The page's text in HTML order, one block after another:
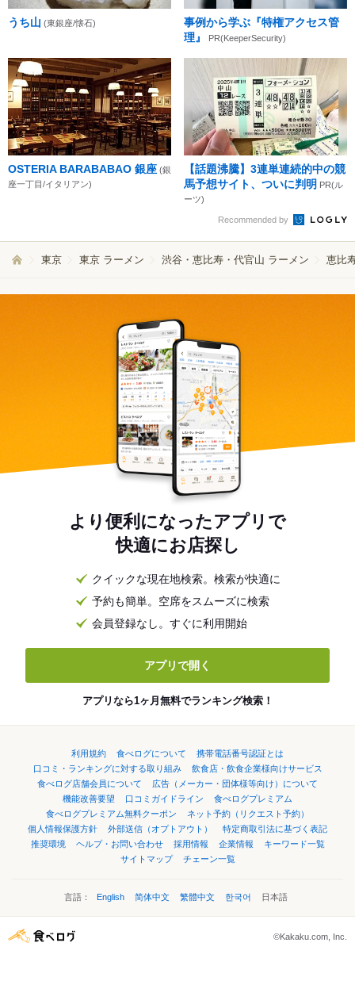
うち山 (東銀座/懐石)
事例から学ぶ『特権アクセス管
理』
PR(KeeperSecurity)
OSTERIA BARABABAO 銀座 (銀
座一丁目/イタリアン)
【話題沸騰】3連単連続的中の競
馬予想サイト、ついに判明 PR(ル
ーツ)
Recommended by
東京 東京 ラーメン 渋谷・恵比寿・代官山 ラーメン 恵比
より便利になったアプリで
快適にお店探し
クイックな現在地検索。検索が快適に
予約も簡単。空席をスムーズに検索
会員登録なし。すぐに利用開始
アプリで開く
アプリなら1ヶ月無料でランキング検索！
利用規約 食べログについて
携帯電話番号認証とは
口コミ・ランキングに対する取り組み
飲食店・飲食企業様向けサービス
食べログ店舗会員について
広告（メーカー・団体様等向け）について
機能改善要望
口コミガイドライン
食べログプレミアム
食べログプレミアム無料クーポン
ネット予約（リクエスト予約）
個人情報保護方針
外部送信（オプトアウト）
特定商取引法に基づく表記
推奨環境
ヘルプ・お問い合わせ 採用情報 企業情報
キーワード一覧
サイトマップ
チェーン一覧
言語： English 简体中文 繁體中文 한국어 日本語
©Kakaku.com, Inc.